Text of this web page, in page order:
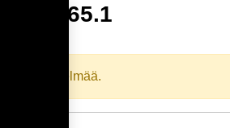
CB65.1
yhdistelmää.